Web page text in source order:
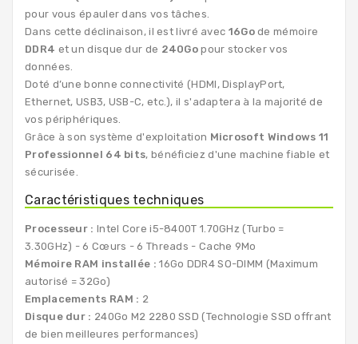
pour vous épauler dans vos tâches.
Dans cette déclinaison, il est livré avec 16Gode mémoire
DDR4 et un disque dur de 240Go pour stocker vos
données.
Doté d’une bonne connectivité (HDMI, DisplayPort,
Ethernet, USB3, USB-C, etc.), il s'adaptera à la majorité de
vos périphériques.
Grâce à son système d'exploitation Microsoft Windows 11
Professionnel 64 bits, bénéficiez d'une machine fiable et
sécurisée.
Caractéristiques techniques
Processeur : Intel Core i5-8400T 1.70GHz (Turbo =
3.30GHz) - 6 Cœurs - 6 Threads - Cache 9Mo
Mémoire RAM installée :16Go DDR4 SO-DIMM (Maximum
autorisé = 32Go)
Emplacements RAM : 2
Disque dur : 240Go M2 2280 SSD (Technologie SSD offrant
de bien meilleures performances)